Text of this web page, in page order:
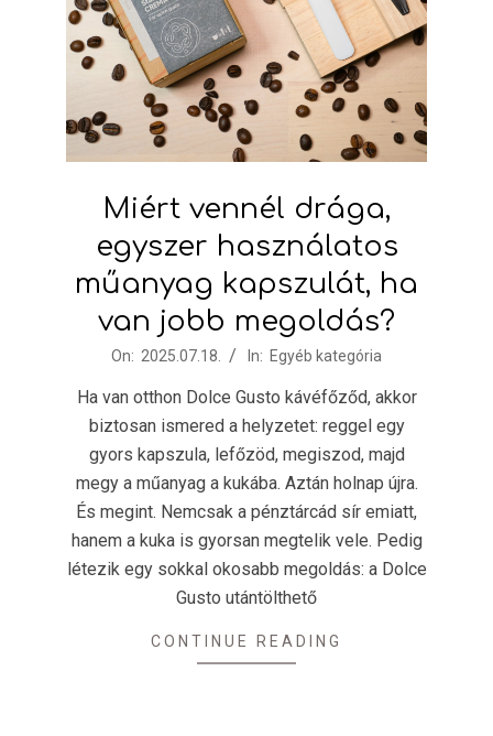
Miért vennél drága,
egyszer használatos
műanyag kapszulát, ha
van jobb megoldás?
18
On: 2025.07.18. In: Egyéb kategória
Ha van otthon Dolce Gusto kávéfőződ, akkor
biztosan ismered a helyzetet: reggel egy
gyors kapszula, lefőzöd, megiszod, majd
megy a műanyag a kukába. Aztán holnap újra.
És megint. Nemcsak a pénztárcád sír emiatt,
hanem a kuka is gyorsan megtelik vele. Pedig
létezik egy sokkal okosabb megoldás: a Dolce
Gusto utántölthető
CONTINUE READING